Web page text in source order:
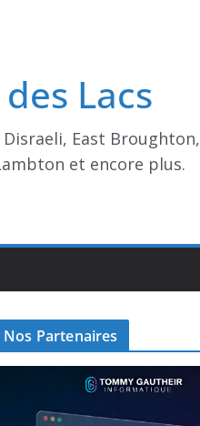
Lacs
East
et encore plus.
Nos Partenaires